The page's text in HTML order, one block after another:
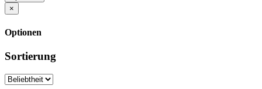
×
Optionen
Sortierung